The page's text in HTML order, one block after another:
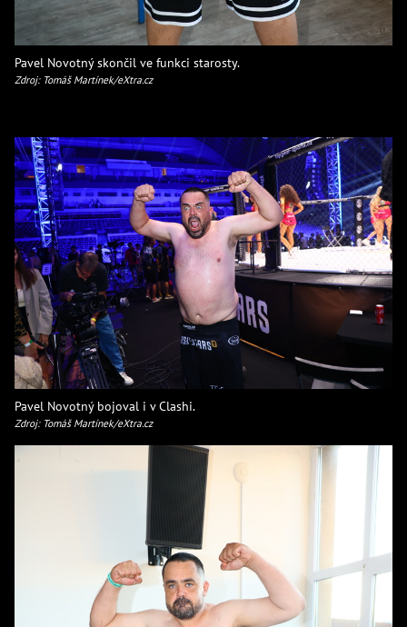
Pavel Novotný skončil ve funkci starosty.
Zdroj: Tomáš Martínek/eXtra.cz
Pavel Novotný bojoval i v Clashi.
Zdroj: Tomáš Martínek/eXtra.cz